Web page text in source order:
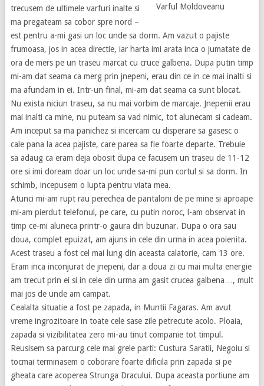
Varful Moldoveanu
trecusem de ultimele varfuri inalte si
ma pregateam sa cobor spre nord –
est pentru a-mi gasi un loc unde sa dorm. Am vazut o pajiste
frumoasa, jos in acea directie, iar harta imi arata inca o jumatate de
ora de mers pe un traseu marcat cu cruce galbena. Dupa putin timp
mi-am dat seama ca merg prin jnepeni, erau din ce in ce mai inalti si
ma afundam in ei. Intr-un final, mi-am dat seama ca sunt blocat.
Nu exista niciun traseu, sa nu mai vorbim de marcaje. Jnepenii erau
mai inalti ca mine, nu puteam sa vad nimic, tot alunecam si cadeam.
Am inceput sa ma panichez si incercam cu disperare sa gasesc o
cale pana la acea pajiste, care parea sa fie foarte departe. Trebuie
sa adaug ca eram deja obosit dupa ce facusem un traseu de 11-12
ore si imi doream doar un loc unde sa-mi pun cortul si sa dorm. In
schimb, incepusem o lupta pentru viata mea.
Atunci mi-am rupt rau perechea de pantaloni de pe mine si aproape
mi-am pierdut telefonul, pe care, cu putin noroc, l-am observat in
timp ce-mi aluneca printr-o gaura din buzunar. Dupa o ora sau
doua, complet epuizat, am ajuns in cele din urma in acea poienita.
Acest traseu a fost cel mai lung din aceasta calatorie, cam 13 ore.
Eram inca inconjurat de jnepeni, dar a doua zi cu mai multa energie
am trecut prin ei si in cele din urma am gasit crucea galbena…, mult
mai jos de unde am campat.
Cealalta situatie a fost pe zapada, in Muntii Fagaras. Am avut
vreme ingrozitoare in toate cele sase zile petrecute acolo. Ploaia,
zapada si vizibilitatea zero mi-au tinut companie tot timpul.
Reusisem sa parcurg cele mai grele parti: Custura Saratii, Negoiu si
tocmai terminasem o coborare foarte dificila prin zapada si pe
gheata care acoperea Strunga Dracului. Dupa aceasta portiune am